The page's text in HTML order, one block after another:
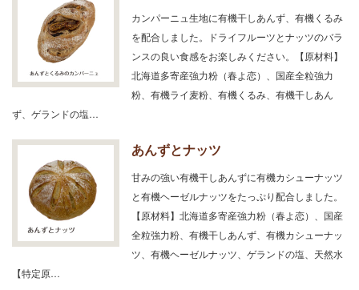
カンパーニュ生地に有機干しあんず、有機くるみ
を配合しました。ドライフルーツとナッツのバラ
ンスの良い食感をお楽しみください。【原材料】
北海道多寄産強力粉（春よ恋）、国産全粒強力
粉、有機ライ麦粉、有機くるみ、有機干しあん
ず、ゲランドの塩…
あんずとナッツ
甘みの強い有機干しあんずに有機カシューナッツ
と有機ヘーゼルナッツをたっぷり配合しました。
【原材料】北海道多寄産強力粉（春よ恋）、国産
全粒強力粉、有機干しあんず、有機カシューナッ
ツ、有機ヘーゼルナッツ、ゲランドの塩、天然水
【特定原…